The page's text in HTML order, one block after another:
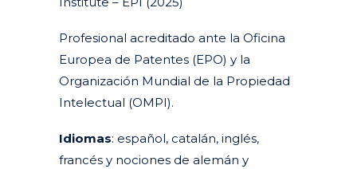
Profesional acreditado ante la Oficina
Europea de Patentes (EPO) y la
Organización Mundial de la Propiedad
Intelectual (OMPI).
Idiomas: español, catalán, inglés,
francés y nociones de alemán y